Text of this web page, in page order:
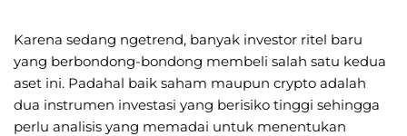
Karena sedang ngetrend, banyak investor ritel baru
yang berbondong-bondong membeli salah satu kedua
aset ini. Padahal baik saham maupun crypto adalah
dua instrumen investasi yang berisiko tinggi sehingga
perlu analisis yang memadai untuk menentukan